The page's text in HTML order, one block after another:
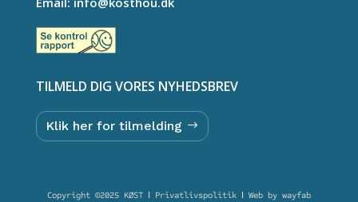
TILMELD DIG VORES NYHEDSBREV
Klik her for tilmelding
Copyright ©2025 KØST Ι Privatlivspolitik Web by wayfab